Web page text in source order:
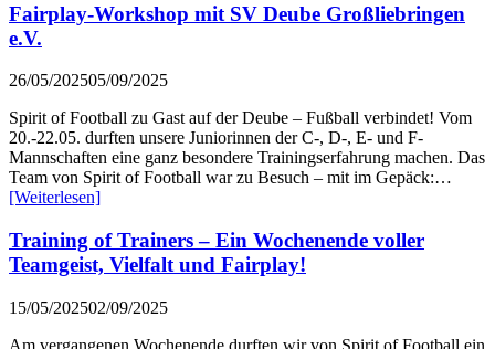
Fairplay-Workshop mit SV Deube Großliebringen
e.V.
26/05/202505/09/2025
Spirit of Football zu Gast auf der Deube – Fußball verbindet! Vom
20.-22.05. durften unsere Juniorinnen der C-, D-, E- und F-
Mannschaften eine ganz besondere Trainingserfahrung machen. Das
Team von Spirit of Football war zu Besuch – mit im Gepäck:…
[Weiterlesen]
Training of Trainers – Ein Wochenende voller
Teamgeist, Vielfalt und Fairplay!
15/05/202502/09/2025
Am vergangenen Wochenende durften wir von Spirit of Football ein